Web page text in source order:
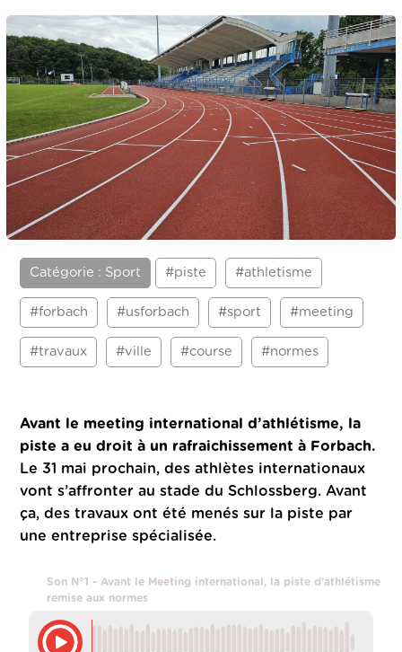
Catégorie : Sport #piste #athletisme
#forbach #usforbach #sport #meeting
#travaux #ville #course #normes
Avant le meeting international d’athlétisme, la
piste a eu droit à un rafraichissement à Forbach.
Le 31 mai prochain, des athlètes internationaux
vont s’affronter au stade du Schlossberg. Avant
ça, des travaux ont été menés sur la piste par
une entreprise spécialisée.
Son N°1 - Avant le Meeting international, la piste d’athlétisme
remise aux normes